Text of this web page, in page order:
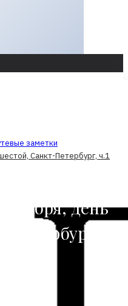
заметки
Санкт-Петербург, ч.1
день